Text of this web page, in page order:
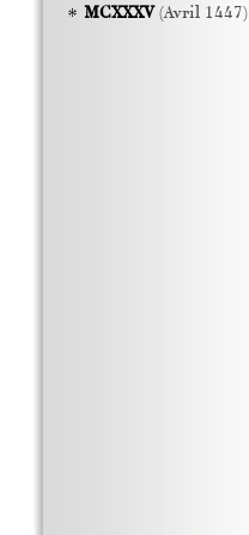
MCXXXV(Avril 1447)